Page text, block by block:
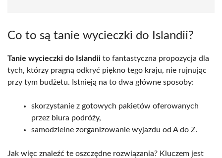
Co to są tanie wycieczki do Islandii?
Tanie wycieczki do Islandii to fantastyczna propozycja dla
tych, którzy pragną odkryć piękno tego kraju, nie rujnując
przy tym budżetu. Istnieją na to dwa główne sposoby:
skorzystanie z gotowych pakietów oferowanych
przez biura podróży,
samodzielne zorganizowanie wyjazdu od A do Z.
Jak więc znaleźć te oszczędne rozwiązania? Kluczem jest